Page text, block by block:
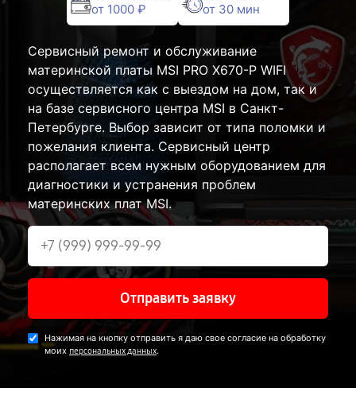
от 1000 ₽ от 30 мин
Сервисный ремонт и обслуживание
материнской платы MSI PRO X670-P WIFI
осуществляется как с выездом на дом, так и
на базе сервисного центра MSI в Санкт-
Петербурге. Выбор зависит от типа поломки и
пожелания клиента. Сервисный центр
располагает всем нужным оборудованием для
диагностики и устранения проблем
материнских плат MSI.
Отправить заявку
Нажимая на кнопку отправить я даю свое согласие на обработку
моих персональных данных.